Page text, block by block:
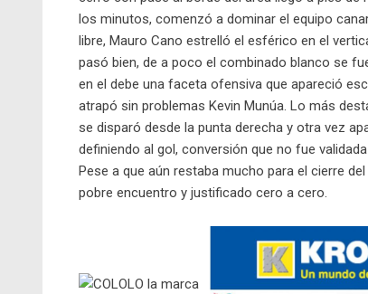
los minutos, comenzó a dominar el equipo
libre, Mauro Cano estrelló el esférico en el
pasó bien, de a poco el combinado blanco se
en el debe una faceta ofensiva que apareció
atrapó sin problemas Kevin Munúa. Lo más
se disparó desde la punta derecha y otra vez
definiendo al gol, conversión que no fue
Pese a que aún restaba mucho para el cierre
pobre encuentro y justificado cero a cero.